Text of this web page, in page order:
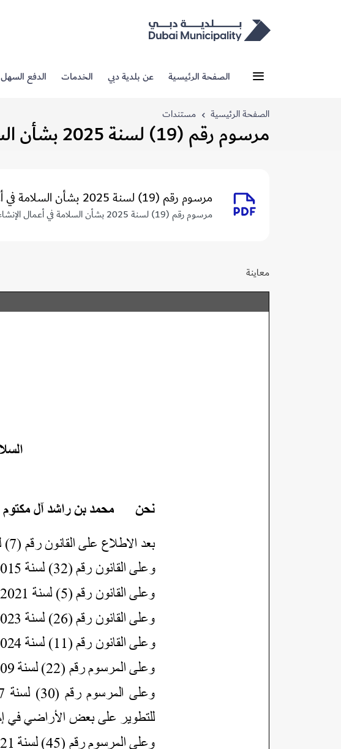
الصفحة الرئيسية عن بلدية دبي الخدمات الدفع السهل
الصفحة الرئيسية مستندات
مرسوم رقم (19) لسنة 2025 بشأن السلامة في أعمال الإنشاءات في إمارة دبي
مرسوم رقم (19) لسنة 2025 بشأن السلامة في أعمال الإنشاءات في إمارة دبي
مرسوم رقم (19) لسنة 2025 بشأن السلامة في أعمال الإنشاءات في إمارة دبي
معاينة